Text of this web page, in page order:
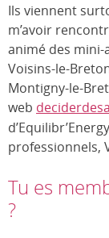
Ils viennent
m’avoir
animé des mini-
Voisins-le-
Montigny-le-
web
professionnels,
Tu es
?